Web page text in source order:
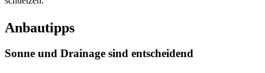
Anbautipps
Sonne und Drainage sind entscheidend